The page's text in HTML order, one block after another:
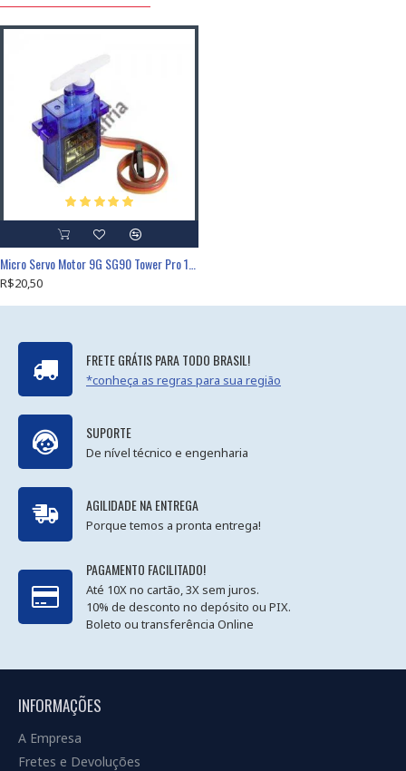
R$20,50
FRETE GRÁTIS PARA TODO BRASIL!
*conheça as regras para sua região
SUPORTE
De nível técnico e engenharia
AGILIDADE NA ENTREGA
Porque temos a pronta entrega!
PAGAMENTO FACILITADO!
Até 10X no cartão, 3X sem juros.
10% de desconto no depósito ou PIX.
Boleto ou transferência Online
INFORMAÇÕES
A Empresa
Fretes e Devoluções